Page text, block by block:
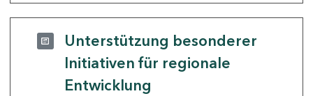
Unterstützung besonderer
Initiativen für regionale
Entwicklung